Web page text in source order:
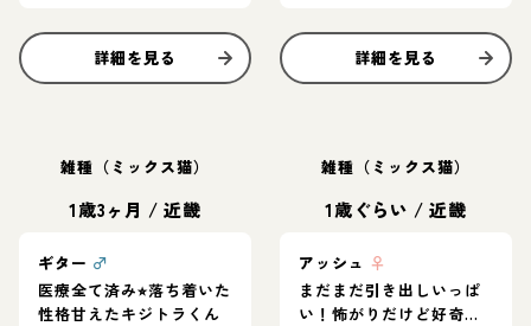
詳細を見る 詳細を見る
雑種（ミックス猫）
1歳3ヶ月 /近畿
ギター ♂
医療全て済み⭐︎落ち着いた
性格甘えたキジトラくん
雑種（ミックス猫）
1歳ぐらい /近畿
アッシュ ♀
まだまだ引き出しいっぱ
い！怖がりだけど好奇心